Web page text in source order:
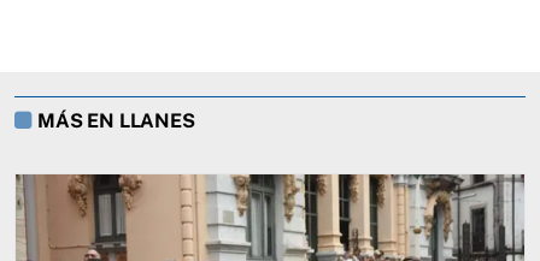
MÁS EN LLANES